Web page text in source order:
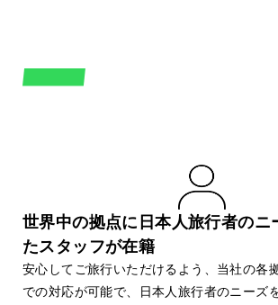
世界中の拠点に日本人旅行者のニ
たスタッフが在籍
安心してご旅行いただけるよう、当社の各
での対応が可能で、日本人旅行者のニーズ